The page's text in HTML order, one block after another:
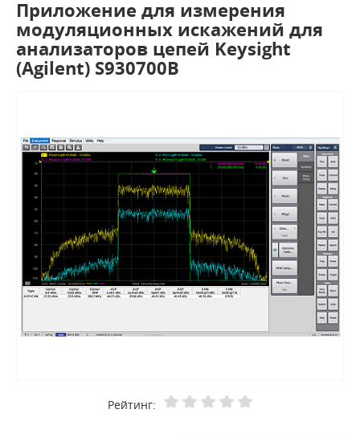
Приложение для измерения
модуляционных искажений для
анализаторов цепей Keysight
(Agilent) S930700B
Рейтинг: